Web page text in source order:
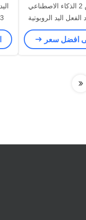
زينوفا فليكس 2 الذكاء الاصطناعي
اليد الروبوتية
الإنسانية اليد اليد
المهارة AUBO I10 الروبوتات
افضل سعر